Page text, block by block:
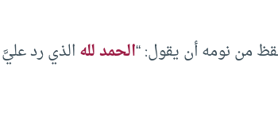
من نومه أن يقول: “الحمد للهالذي رد